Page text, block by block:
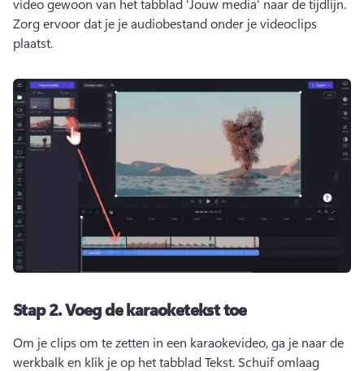
Zorg ervoor dat je je audiobestand onder je videoclips
plaatst.
Stap 2.Voeg de karaoketekst toe
Om je clips om te zetten in een karaokevideo, ga je naar de
werkbalk en klik je op het tabblad Tekst. Schuif omlaag